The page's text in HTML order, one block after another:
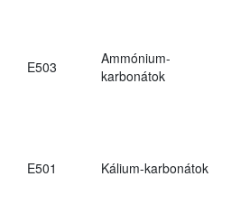
E503
Ammónium-
karbonátok
E501 Kálium-karbonátok